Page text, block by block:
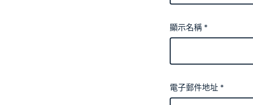
顯示名稱*
電子郵件地址*